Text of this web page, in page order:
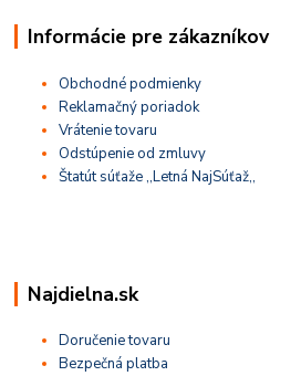
Informácie pre zákazníkov
Obchodné podmienky
Reklamačný poriadok
Vrátenie tovaru
Odstúpenie od zmluvy
Štatút súťaže ,,Letná NajSúťaž,,
Najdielna.sk
Doručenie tovaru
Bezpečná platba